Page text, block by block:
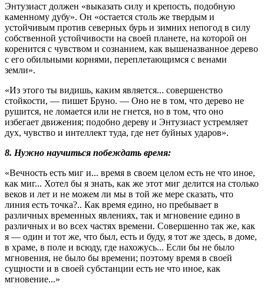
Энтузиаст должен «выказать силу и крепость, подобную
каменному дубу». Он «остается столь же твердым и
устойчивым против северных бурь и зимних непогод в силу
собственной устойчивости на своей планете, на которой он
коренится с чувством и сознанием, как вышеназванное дерево
с его обильными корнями, переплетающимся с венами
земли».
«Из этого ты видишь, каким является... совершенство
стойкости, — пишет Бруно. — Оно не в том, что дерево не
рушится, не ломается или не гнется, но в том, что оно
избегает движения; подобно дереву и Энтузиаст устремляет
дух, чувство и интеллект туда, где нет буйных ударов».
8. Нужно научиться побеждать время:
«Вечность есть миг и... время в своем целом есть не что иное,
как миг... Хотел бы я знать, как же этот миг делится на столько
веков и лет и не можем ли мы в той же мере сказать, что
линия есть точка?.. Как время едино, но пребывает в
различных временных явлениях, так и мгновение едино в
различных и во всех частях времени. Совершенно так же, как
я — один и тот же, что был, есть и буду, я тот же здесь, в доме,
в храме, в поле и всюду, где нахожусь... Если бы не было
мгновения, не было бы времени; поэтому время в своей
сущности и в своей субстанции есть не что иное, как
мгновение...»